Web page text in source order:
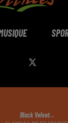
Black Velvet…